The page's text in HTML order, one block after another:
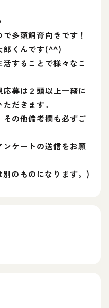
多頭飼育向きです！
郎くんです(^^)
することで様々なこ
募は２頭以上一緒に
だきます。
の他備考欄も必ずご
ケートの送信をお願
のものになります。)